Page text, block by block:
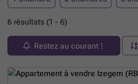
6 résultats (1 - 6)
Restez au courant !